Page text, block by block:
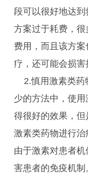
段可以很好地达
方案过于耗费，
费用，而且该方
疗，还可能会损害
2.慎用激素类
少的方法中，使
得很好的效果，
激素类药物进行
由于激素对患者
害患者的免疫机